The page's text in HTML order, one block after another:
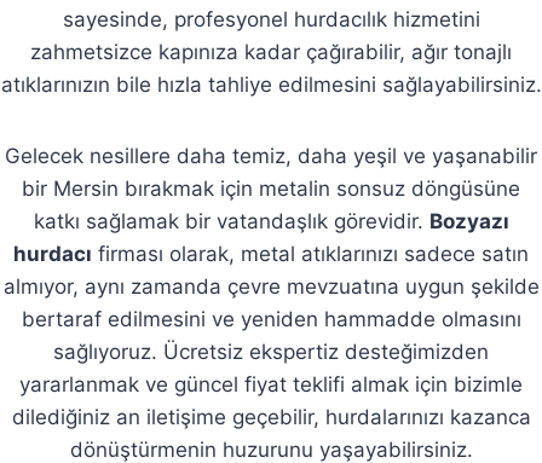
sayesinde, profesyonel hurdacılık hizmetini
zahmetsizce kapınıza kadar çağırabilir, ağır tonajlı
atıklarınızın bile hızla tahliye edilmesini sağlayabilirsiniz.
Gelecek nesillere daha temiz, daha yeşil ve yaşanabilir
bir Mersin bırakmak için metalin sonsuz döngüsüne
katkı sağlamak bir vatandaşlık görevidir. Bozyazı
hurdacı firması olarak, metal atıklarınızı sadece satın
almıyor, aynı zamanda çevre mevzuatına uygun şekilde
bertaraf edilmesini ve yeniden hammadde olmasını
sağlıyoruz. Ücretsiz ekspertiz desteğimizden
yararlanmak ve güncel fiyat teklifi almak için bizimle
dilediğiniz an iletişime geçebilir, hurdalarınızı kazanca
dönüştürmenin huzurunu yaşayabilirsiniz.